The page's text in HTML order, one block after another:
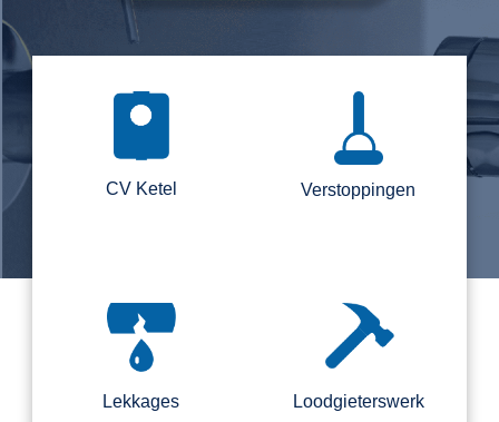
CV Ketel Verstoppingen
Lekkages Loodgieterswerk